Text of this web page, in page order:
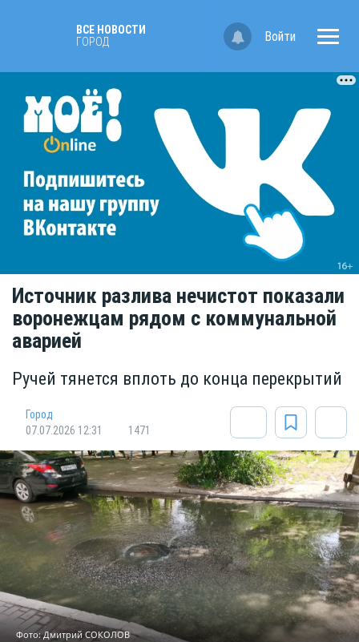
ВСЕ НОВОСТИ
ГОРОД
Войти
Источник разлива нечистот показали
воронежцам рядом с коммунальной
аварией
Ручей тянется вплоть до конца перекрытий
Город
07.07.2026 12:31
1471
Фото: Дмитрий СОКОЛОВ